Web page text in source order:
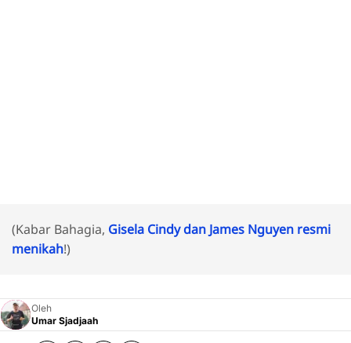
(Kabar Bahagia, Gisela Cindy dan James Nguyen resmi
menikah!)
Oleh
Umar Sjadjaah